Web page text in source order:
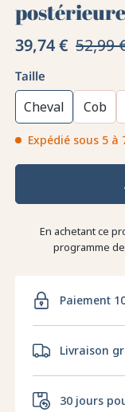
39,74 € 52,99
Taille
Cheval Cob
Expédié sous 5 à
En achetant ce
programme
Paiement
Livraison
30 jours